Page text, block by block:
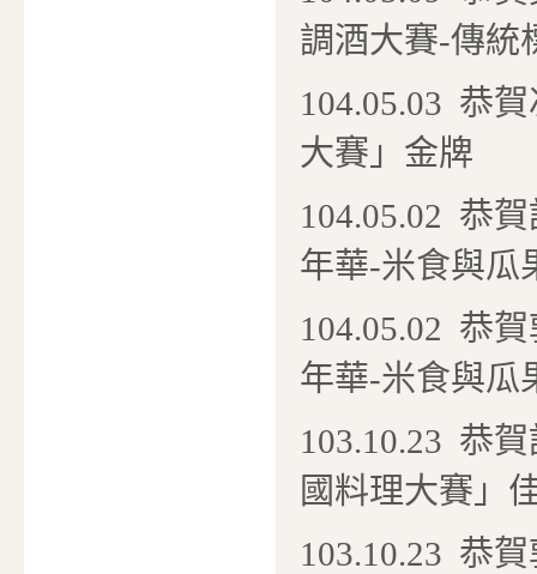
調酒大賽-傳統
104.05.03 恭
大賽」金牌
104.05.02 恭
年華-米食與瓜
104.05.02 恭
年華-米食與瓜
103.10.23 恭
國料理大賽」
103.10.23 恭